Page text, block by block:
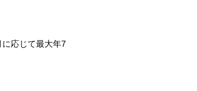
応じて最大年7